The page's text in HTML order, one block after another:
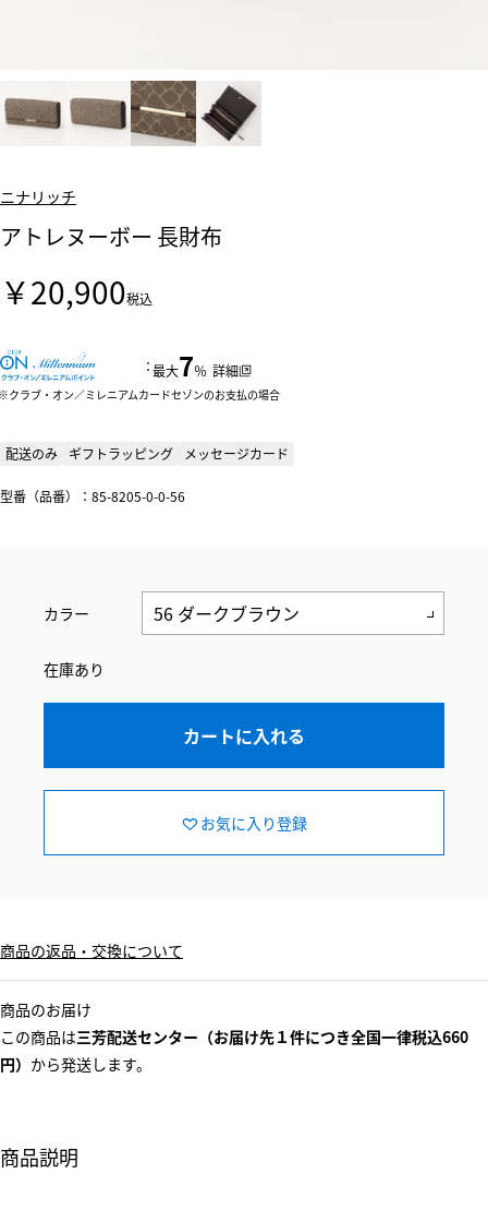
ニナリッチ
アトレヌーボー 長財布
￥20,900税込
：最大7％ 詳細
クラブ・オン／ミレニアムカードセゾンのお支払の場合
配送のみ ギフトラッピング メッセージカード
型番（品番）：85-8205-0-0-56
カラー
在庫あり
カートに入れる
お気に入り登録
商品の返品・交換について
商品のお届け
この商品は三芳配送センター（お届け先１件につき全国一律税込660
円） から発送します。
商品説明